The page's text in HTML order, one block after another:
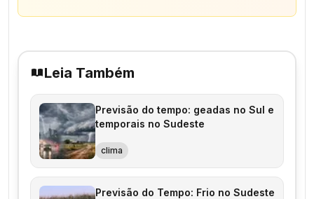
Leia Também
Previsão do tempo: geadas no Sul e
temporais no Sudeste
clima
Previsão do Tempo: Frio no Sudeste